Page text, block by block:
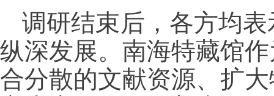
调研结束后，各方均
纵深发展。南海特藏馆
合分散的文献资源、扩